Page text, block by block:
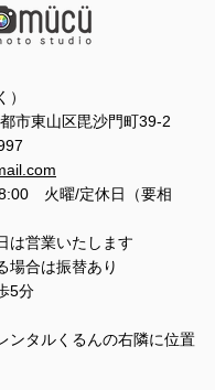
市東山区毘沙門町39-2
火曜/定休日（要相
は営業いたします
場合は振替あり
5分
タルくるんの右隣に位置